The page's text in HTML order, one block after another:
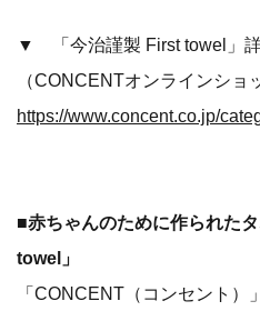
▼ 「今治謹製 First towel」
（CONCENTオンラインショ
https://www.concent.co.jp/
■赤ちゃんのために作られた
towel」
「CONCENT（コンセント